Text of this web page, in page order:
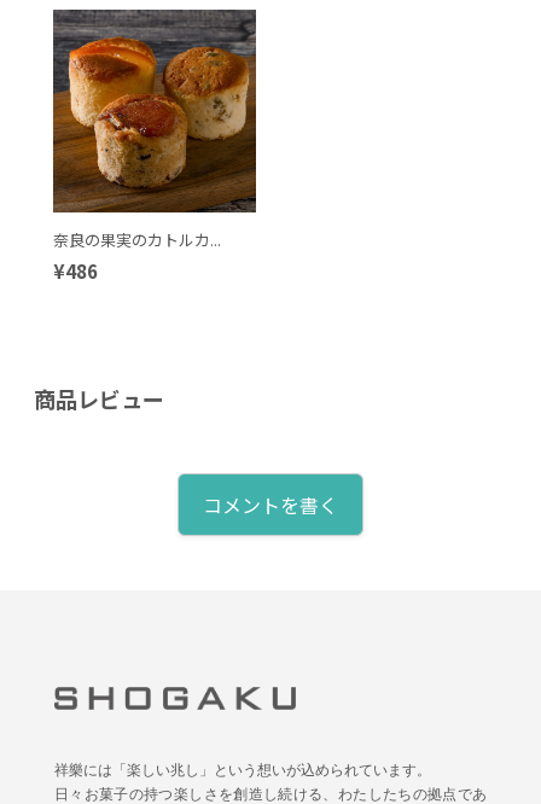
奈良の果実のカトルカ...
¥486
商品レビュー
コメントを書く
祥樂には「楽しい兆し」という想いが込められています。
日々お菓子の持つ楽しさを創造し続ける、わたしたちの拠点であ